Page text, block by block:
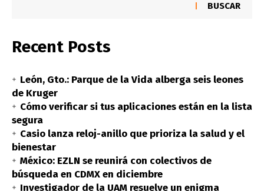
BUSCAR
Recent Posts
León, Gto.: Parque de la Vida alberga seis leones
de Kruger
Cómo verificar si tus aplicaciones están en la lista
segura
Casio lanza reloj-anillo que prioriza la salud y el
bienestar
México: EZLN se reunirá con colectivos de
búsqueda en CDMX en diciembre
Investigador de la UAM resuelve un enigma